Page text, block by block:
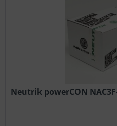
Neutrik powerCON NAC3F-